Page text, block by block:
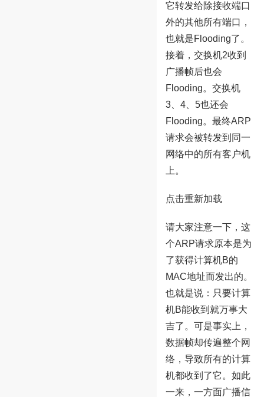
它转发给除接收端口
外的其他所有端口，
也就是Flooding了。
接着，交换机2收到
广播帧后也会
Flooding。交换机
3、4、5也还会
Flooding。最终ARP
请求会被转发到同一
网络中的所有客户机
上。
点击重新加载
请大家注意一下，这
个ARP请求原本是为
了获得计算机B的
MAC地址而发出的。
也就是说：只要计算
机B能收到就万事大
吉了。可是事实上，
数据帧却传遍整个网
络，导致所有的计算
机都收到了它。如此
一来，一方面广播信